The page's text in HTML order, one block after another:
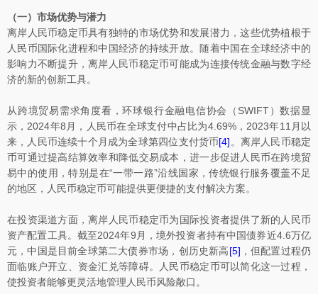
（一）市场优势与潜力
离岸人民币稳定币具有独特的市场优势和发展潜力，这些优势植根于
人民币国际化进程和中国经济的持续开放。随着中国在全球经济中的
影响力不断提升，离岸人民币稳定币可能成为连接传统金融与数字经
济的新的创新工具。
从跨境贸易需求角度看，环球银行金融电信协会（SWIFT）数据显
示，2024年8月，人民币在全球支付中占比为4.69%，2023年11月以
来，人民币连续十个月成为全球第四位支付货币[4] 。离岸人民币稳定
币可通过提高结算效率和降低交易成本，进一步促进人民币在跨境贸
易中的使用，特别是在“一带一路”沿线国家，传统银行服务覆盖不足
的地区，人民币稳定币可能提供更便捷的支付解决方案。
在投资渠道方面，离岸人民币稳定币为国际投资者提供了新的人民币
资产配置工具。截至2024年9月，境外投资者持有中国债券近4.6万亿
元，中国是目前全球第二大债券市场，创历史新高[5] ，但配置过程仍
面临账户开立、资金汇兑等障碍。人民币稳定币可以简化这一过程，
使投资者能够更灵活地管理人民币风险敞口。